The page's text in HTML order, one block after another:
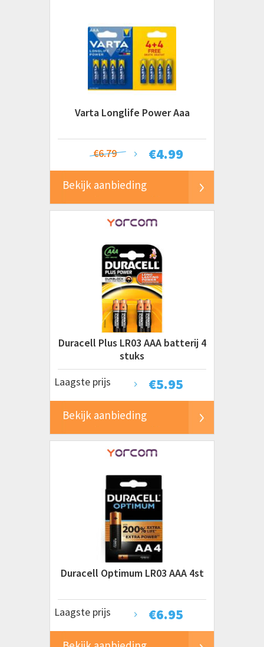
Varta Longlife Power Aaa
€4.99
€6.79
Bekijk aanbieding
Duracell Plus LR03 AAA batterij 4
stuks
€5.95
Laagste prijs
Bekijk aanbieding
Duracell Optimum LR03 AAA 4st
€6.95
Laagste prijs